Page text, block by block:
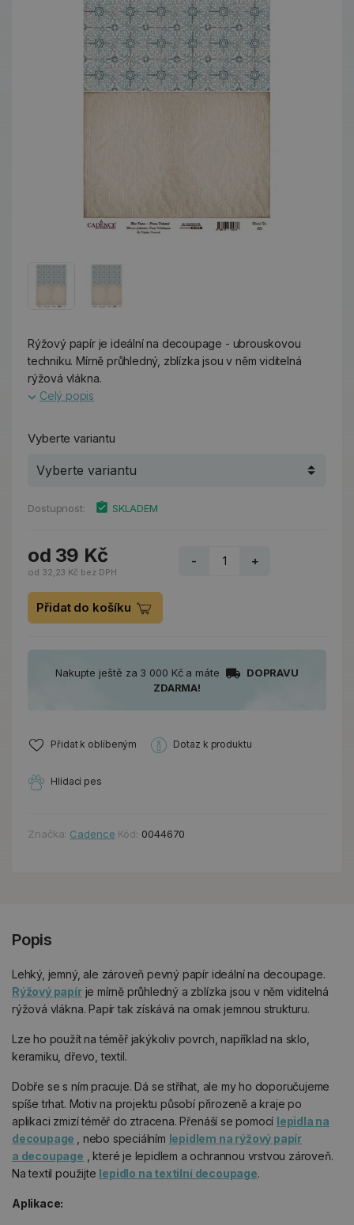
Rýžový papír je ideální na decoupage - ubrouskovou
techniku. Mírně průhledný, zblízka jsou v něm viditelná
rýžová vlákna.
Celý popis
Vyberte variantu
Dostupnost: SKLADEM
od 39 Kč
od 32,23 Kč bez DPH
- +
Přidat do košíku
Nakupte ještě za 3 000 Kč a máte
DOPRAVU
ZDARMA!
Přidat k oblíbeným Dotaz k produktu
Hlídací pes
Značka: Cadence Kód: 0044670
Popis
Lehký, jemný, ale zároveň pevný papír ideální na decoupage.
Rýžový papírje mírně průhledný a zblízka jsou v něm viditelná
rýžová vlákna. Papír tak získává na omak jemnou strukturu.
Lze ho použít na téměř jakýkoliv povrch, například na sklo,
keramiku, dřevo, textil.
Dobře se s ním pracuje. Dá se stříhat, ale my ho doporučujeme
spíše trhat. Motiv na projektu působí přirozeně a kraje po
aplikaci zmizí téměř do ztracena. Přenáší se pomocí lepidla na
decoupage
, nebo speciálním lepidlem na rýžový papír
a decoupage , které je lepidlem a ochrannou vrstvou zároveň.
Na textil použijte lepidlo na textilní decoupage.
Aplikace: